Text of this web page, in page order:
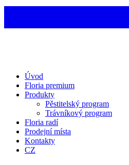
Úvod
Floria premium
Produkty
Pěstitelský program
Trávníkový program
Floria radí
Prodejní místa
Kontakty
CZ